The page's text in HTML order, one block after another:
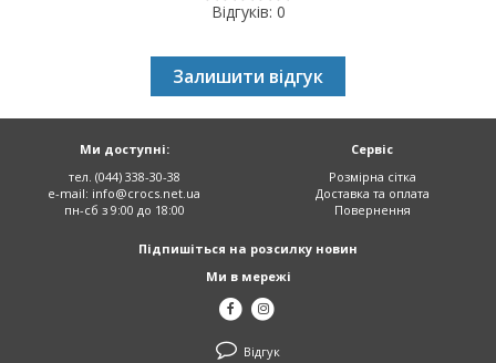
Відгуків: 0
Залишити відгук
Сервіс
Розмірна сітка
Доставка та оплата
Повернення
Ми доступні:
тел. (044) 338-30-38
e-mail: info@crocs.net.ua
пн-сб з 9:00 до 18:00
Підпишіться на розсилку новин
Ми в мережі
Відгук